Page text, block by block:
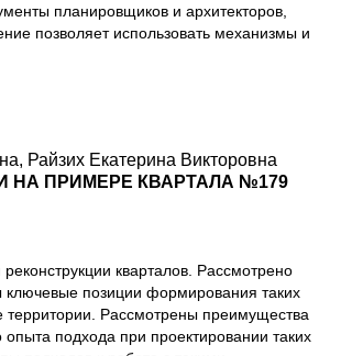
планировщиков и архитекторов,
позволяет использовать механизмы и
Райзих Екатерина Викторовна
НА ПРИМЕРЕ КВАРТАЛА №179
кварталов. Рассмотрено
позиции формирования таких
Рассмотрены преимущества
подхода при проектировании таких